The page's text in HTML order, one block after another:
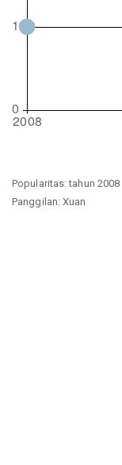
Popularitas: tahun 2008
Panggilan: Xuan